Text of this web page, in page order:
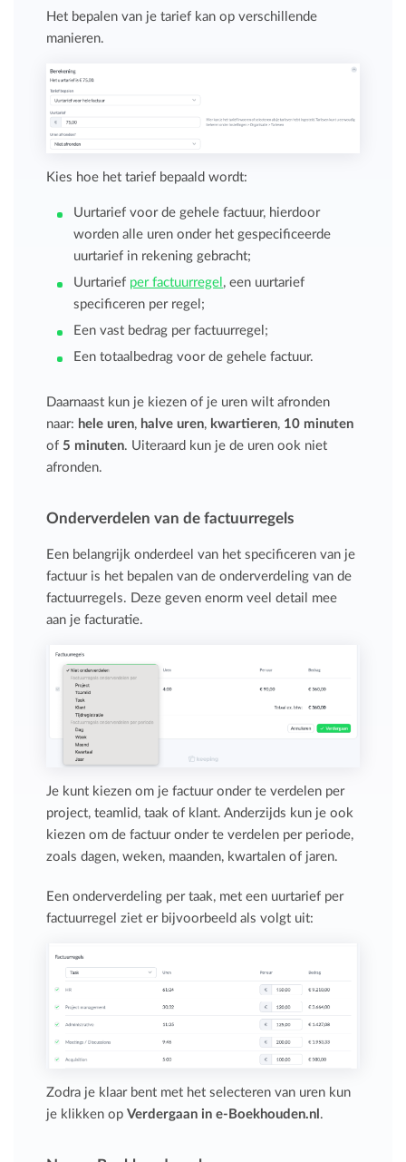
Het bepalen van je tarief kan op verschillende
manieren.
Kies hoe het tarief bepaald wordt:
Uurtarief voor de gehele factuur, hierdoor
worden alle uren onder het gespecificeerde
uurtarief in rekening gebracht;
Uurtarief per factuurregel , een uurtarief
specificeren per regel;
Een vast bedrag per factuurregel;
Een totaalbedrag voor de gehele factuur.
Daarnaast kun je kiezen of je uren wilt afronden
naar: hele uren, halve uren, kwartieren, 10 minuten
of 5 minuten. Uiteraard kun je de uren ook niet
afronden.
Onderverdelen van de factuurregels
Een belangrijk onderdeel van het specificeren van je
factuur is het bepalen van de onderverdeling van de
factuurregels. Deze geven enorm veel detail mee
aan je facturatie.
Je kunt kiezen om je factuur onder te verdelen per
project, teamlid, taak of klant. Anderzijds kun je ook
kiezen om de factuur onder te verdelen per periode,
zoals dagen, weken, maanden, kwartalen of jaren.
Een onderverdeling per taak, met een uurtarief per
factuurregel ziet er bijvoorbeeld als volgt uit:
Zodra je klaar bent met het selecteren van uren kun
je klikken opVerdergaan in e-Boekhouden.nl .